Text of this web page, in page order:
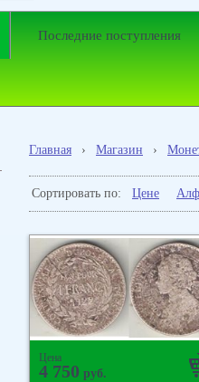
Последние поступления
Главная › Магазин ›
Сортировать по: Цене
Цена
4 750 руб.